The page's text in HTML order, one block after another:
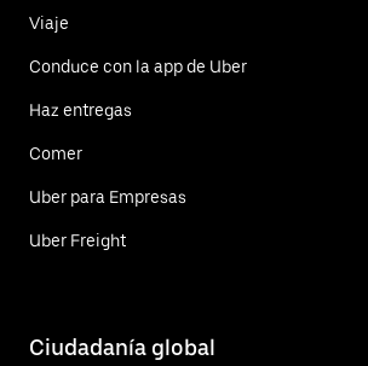
Viaje
Conduce con la app de Uber
Haz entregas
Comer
Uber para Empresas
Uber Freight
Ciudadanía global